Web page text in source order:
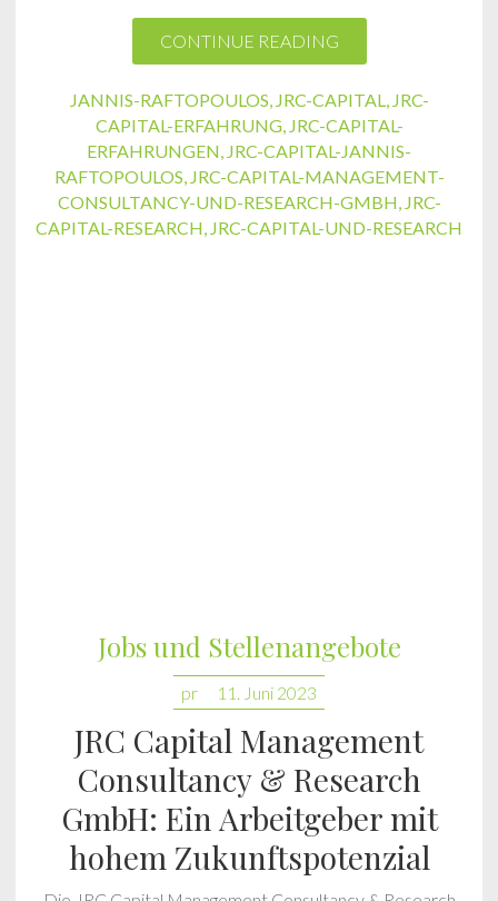
CONTINUE READING
JANNIS-RAFTOPOULOS, JRC-CAPITAL, JRC-
CAPITAL-ERFAHRUNG, JRC-CAPITAL-
ERFAHRUNGEN, JRC-CAPITAL-JANNIS-
RAFTOPOULOS, JRC-CAPITAL-MANAGEMENT-
CONSULTANCY-UND-RESEARCH-GMBH, JRC-
CAPITAL-RESEARCH, JRC-CAPITAL-UND-RESEARCH
Jobs und Stellenangebote
pr 11. Juni 2023
JRC Capital Management
Consultancy & Research
GmbH: Ein Arbeitgeber mit
hohem Zukunftspotenzial